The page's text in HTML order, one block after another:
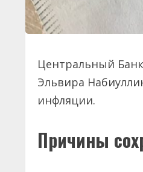
Центральный
Эльвира
инфляции.
Причины